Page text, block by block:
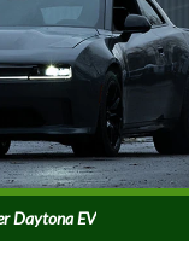
Daytona EV